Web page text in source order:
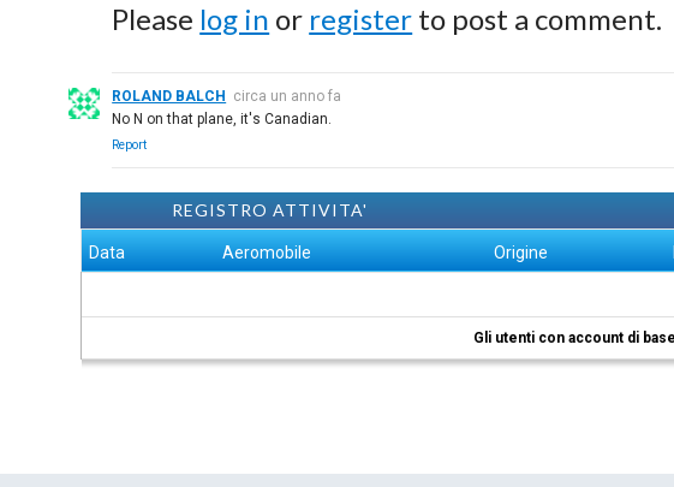
Please log in or register to post a comment.
ROLAND BALCH
circa un anno fa
No N on that plane, it's Canadian.
Report
REGISTRO ATTIVITA'
Data Aeromobile Origine
Gli utenti con account di